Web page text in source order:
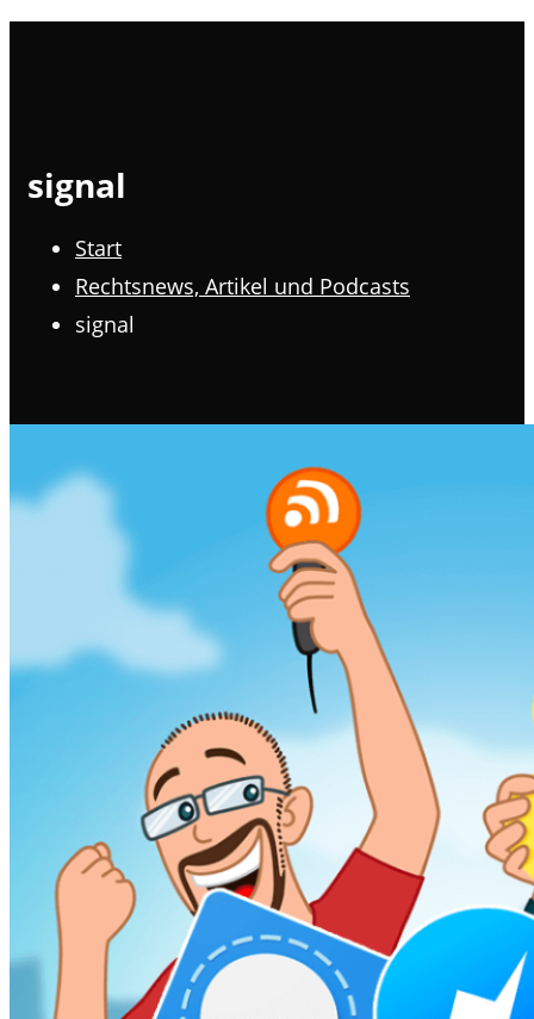
signal
Start
Rechtsnews, Artikel und Podcasts
signal